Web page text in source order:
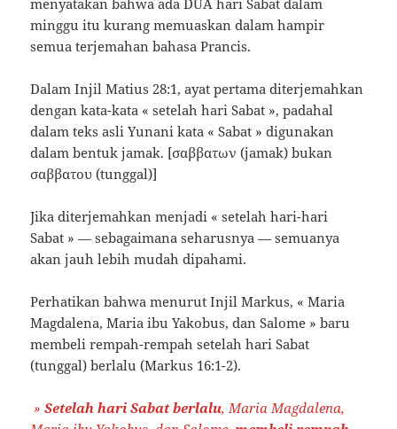
minggu itu kurang memuaskan dalam hampir
semua terjemahan bahasa Prancis.
Dalam Injil Matius 28:1, ayat pertama diterjemahkan
dengan kata-kata « setelah hari Sabat », padahal
dalam teks asli Yunani kata « Sabat » digunakan
dalam bentuk jamak. [σαββατων (jamak) bukan
σαββατου (tunggal)]
Jika diterjemahkan menjadi « setelah hari-hari
Sabat » — sebagaimana seharusnya — semuanya
akan jauh lebih mudah dipahami.
Perhatikan bahwa menurut Injil Markus, « Maria
Magdalena, Maria ibu Yakobus, dan Salome » baru
membeli rempah-rempah setelah hari Sabat
(tunggal) berlalu (Markus 16:1-2).
»Setelah hari Sabat berlalu, Maria Magdalena,